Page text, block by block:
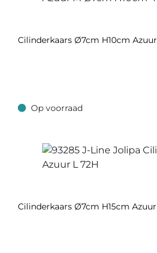
Cilinderkaars Ø7cm H10cm Azuur
Op voorraad
Op voorraad
Cilinderkaars Ø7cm H15cm Azuur